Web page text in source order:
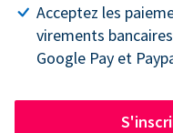
Acceptez les
virements
Google Pay et